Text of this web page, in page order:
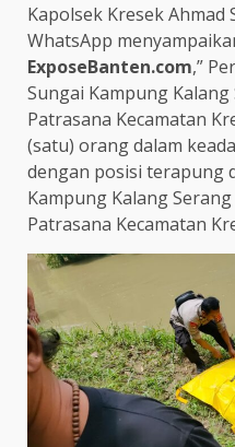
Kapolsek Kresek Ahmad
WhatsApp
ExposeBanten.com,”
Sungai Kampung Kalang
Patrasana Kecamatan
(satu) orang dalam
dengan posisi terapung
Kampung Kalang Serang
Patrasana Kecamatan